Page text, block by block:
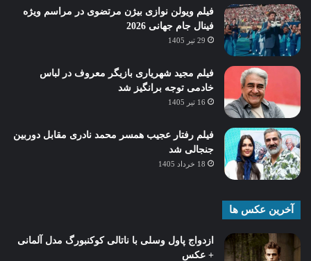
فیلم ویولن نوازی بیژن مرتضوی در مراسم ویژه
فینال جام جهانی 2026
29 تیر 1405
فیلم مجید شهریاری بازیگر معروف در لباس
خادمی توجه برانگیز شد
16 تیر 1405
فیلم رفتار عجیب همسر محمد نادری مقابل دوربین
جنجالی شد
18 خرداد 1405
آخرین عکس ها
ازدواج پاول وسلی با ناتالی کوکنبورگ مدل آلمانی
+ عکس